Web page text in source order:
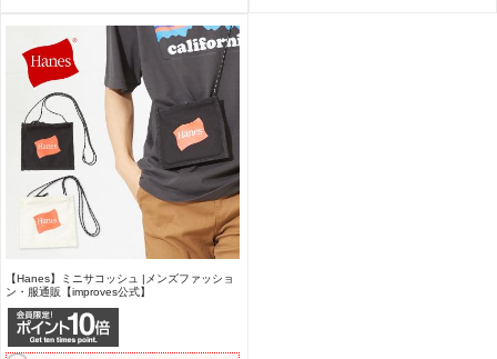
【Hanes】ミニサコッシュ |メンズファッショ
ン・服通販【improves公式】